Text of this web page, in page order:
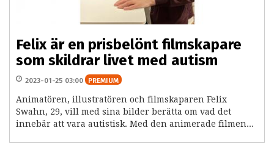
Felix är en prisbelönt filmskapare
som skildrar livet med autism
2023-01-25 03:00 PREMIUM
Animatören, illustratören och filmskaparen Felix
Swahn, 29, vill med sina bilder berätta om vad det
innebär att vara autistisk. Med den animerade filmen...